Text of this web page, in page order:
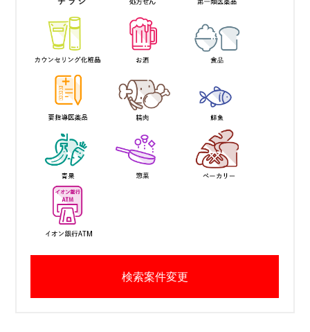
検索案件変更